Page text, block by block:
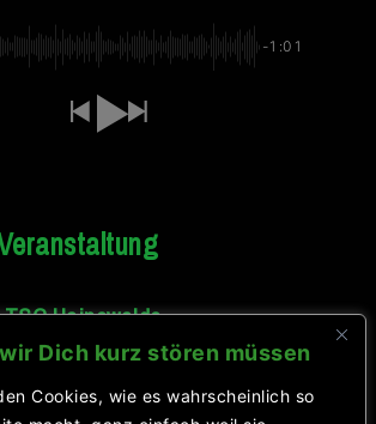
Dich kurz stören müssen
Cookies, wie es wahrscheinlich so
-1:01
Hainewalde